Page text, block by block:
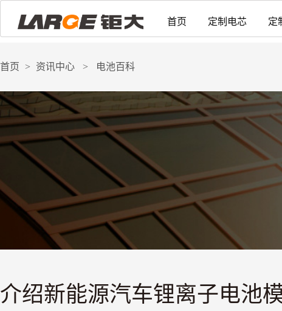
首页 定制电芯 定
首页 > 资讯中心 > 电池百科
介绍新能源汽车锂离子电池